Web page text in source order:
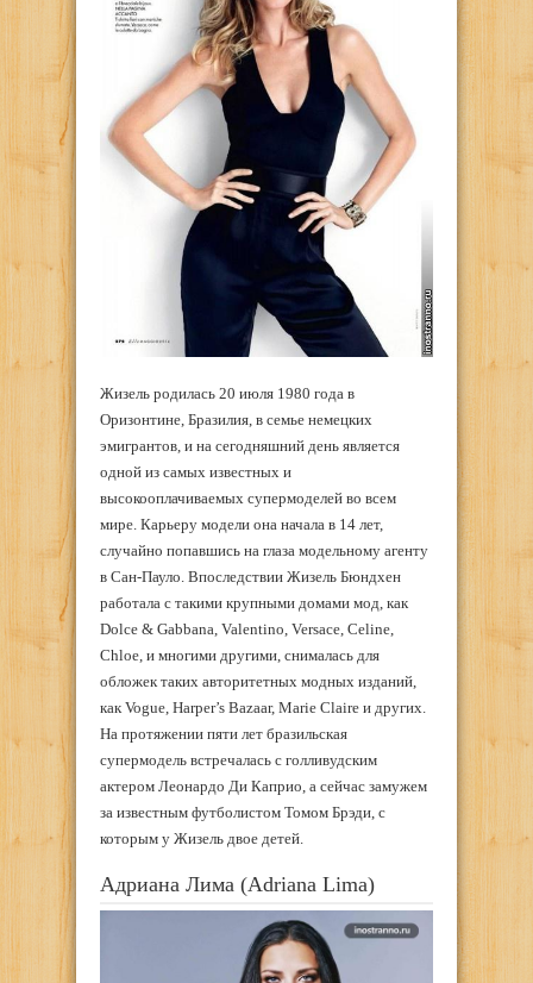
Жизель родилась 20 июля 1980 года в
Оризонтине, Бразилия, в семье немецких
эмигрантов, и на сегодняшний день является
одной из самых известных и
высокооплачиваемых супермоделей во всем
мире. Карьеру модели она начала в 14 лет,
случайно попавшись на глаза модельному агенту
в Сан-Пауло. Впоследствии Жизель Бюндхен
работала с такими крупными домами мод, как
Dolce & Gabbana, Valentino, Versace, Celine,
Chloe, и многими другими, снималась для
обложек таких авторитетных модных изданий,
как Vogue, Harper’s Bazaar, Marie Claire и других.
На протяжении пяти лет бразильская
супермодель встречалась с голливудским
актером Леонардо Ди Каприо, а сейчас замужем
за известным футболистом Томом Брэди, с
которым у Жизель двое детей.
Адриана Лима (Adriana Lima)